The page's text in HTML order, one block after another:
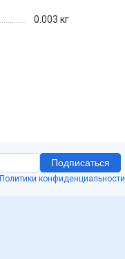
0.003 кг
Подписаться
Политики конфиденциальности